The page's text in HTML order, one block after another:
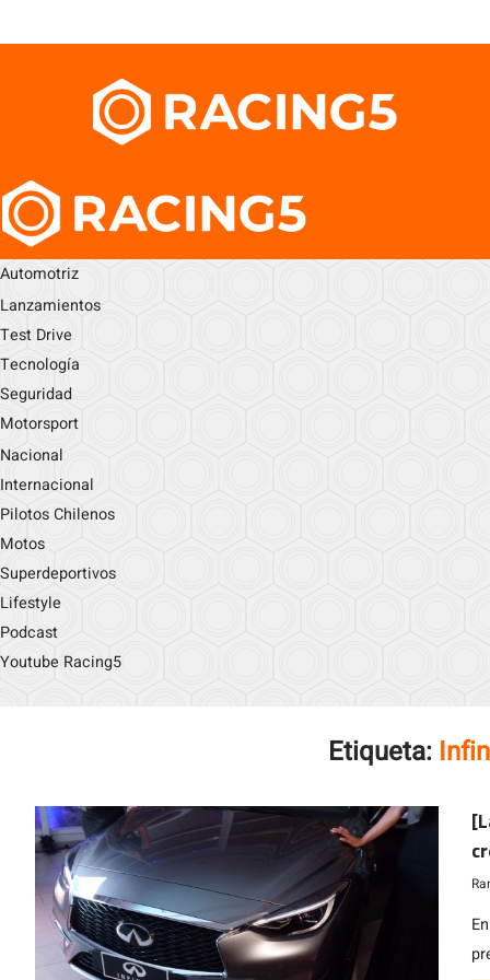
Automotriz
Lanzamientos
Test Drive
Tecnología
Seguridad
Motorsport
Nacional
Internacional
Pilotos Chilenos
Motos
Superdeportivos
Lifestyle
Podcast
Youtube Racing5
Etiqueta: